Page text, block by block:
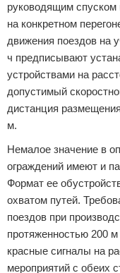
руководящим
на конкретном
движения поездов на
ч предписывают
устройствами на
допустимый
дистанция
м.
Немалое значение в
ограждений имеют и
Формат ее
охватом путей.
поездов при
протяженностью 200
красные сигналы на
мероприятий с обеих